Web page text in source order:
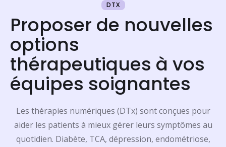
DTX
Proposer de nouvelles
options
thérapeutiques à vos
équipes soignantes
Les thérapies numériques (DTx) sont conçues pour
aider les patients à mieux gérer leurs symptômes au
quotidien. Diabète, TCA, dépression, endométriose,